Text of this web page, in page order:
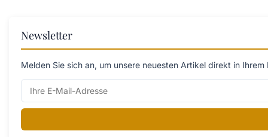
Newsletter
Melden Sie sich an, um unsere neuesten Artikel direkt in